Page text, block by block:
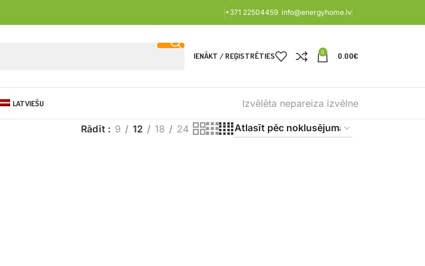
+371 22504459 info@energyhome.lv
IENĀKT / REĢISTRĒTIES 0 0.00€
LATVIEŠU Izvēlēta nepareiza izvēlne
Rādīt 9 12 18 24